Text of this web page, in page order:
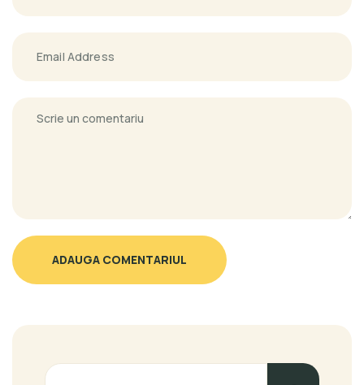
ADAUGA COMENTARIUL